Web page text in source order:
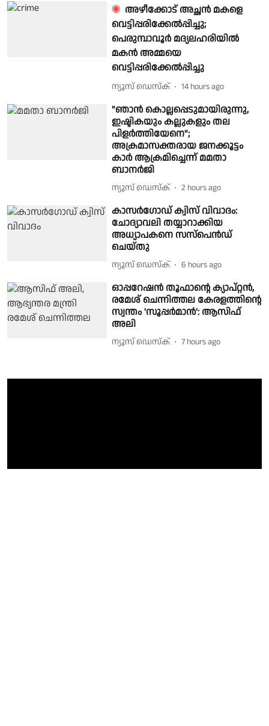
അഴീക്കോട് അച്ഛൻ മകളെ
വെട്ടിപ്പരിക്കേൽപ്പിച്ചു;
പെരുമ്പാവൂർ മദ്യലഹരിയിൽ
മകൻ അമ്മയെ
വെട്ടിപ്പരിക്കേൽപ്പിച്ചു
ന്യൂസ് ഡെസ്ക് 14 hours ago
"ഞാൻ കൊല്ലപ്പെടുമായിരുന്നു,
ഇഷ്ടികയും കല്ലുകളും തല
പിളർത്തിയേനെ";
അക്രമാസക്തരായ ജനക്കൂട്ടം
കാർ ആക്രമിച്ചെന്ന് മമതാ
ബാനർജി
ന്യൂസ് ഡെസ്ക് 2 hours ago
കാസർഗോഡ് ക്വിസ് വിവാദം:
ചോദ്യാവലി തയ്യാറാക്കിയ
അധ്യാപകനെ സസ്പെൻഡ്
ചെയ്തു
ന്യൂസ് ഡെസ്ക് 6 hours ago
ഓപ്പറേഷൻ തൂഫാന്റെ ക്യാപ്റ്റൻ,
രമേശ് ചെന്നിത്തല കേരളത്തിന്റെ
സ്വന്തം 'സൂപ്പർമാൻ': ആസിഫ്
അലി
ന്യൂസ് ഡെസ്ക് 7 hours ago